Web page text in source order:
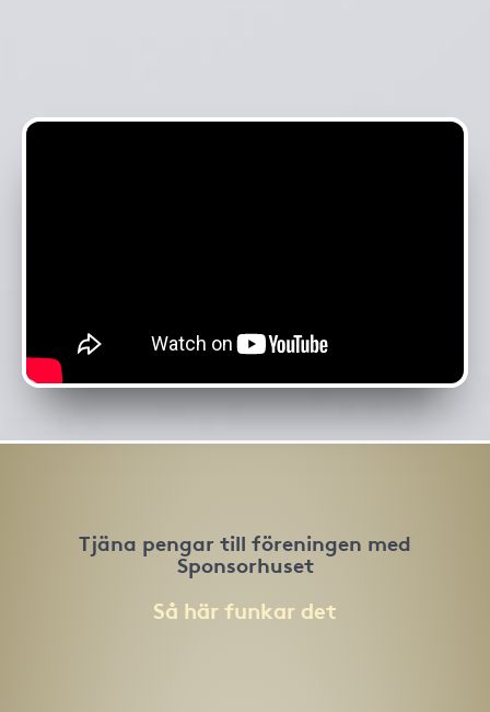
Tjäna pengar till föreningen med
Sponsorhuset
Så här funkar det